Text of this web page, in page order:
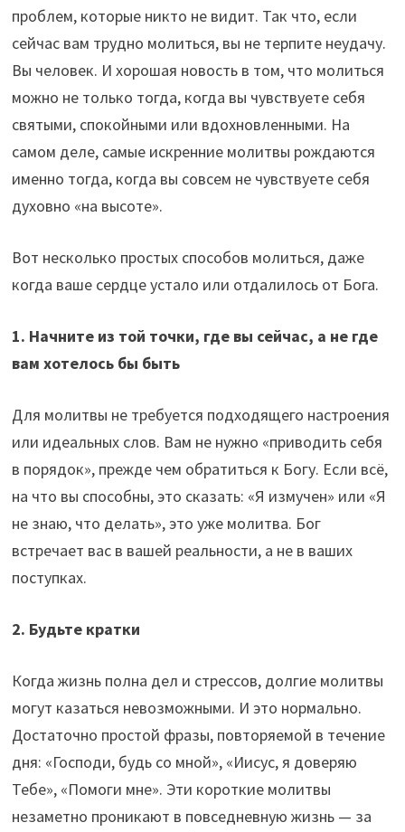
проблем, которые никто не видит. Так что, если
сейчас вам трудно молиться, вы не терпите неудачу.
Вы человек. И хорошая новость в том, что молиться
можно не только тогда, когда вы чувствуете себя
святыми, спокойными или вдохновленными. На
самом деле, самые искренние молитвы рождаются
именно тогда, когда вы совсем не чувствуете себя
духовно «на высоте».
Вот несколько простых способов молиться, даже
когда ваше сердце устало или отдалилось от Бога.
1. Начните из той точки, где вы сейчас, а не где
вам хотелось бы быть
Для молитвы не требуется подходящего настроения
или идеальных слов. Вам не нужно «приводить себя
в порядок», прежде чем обратиться к Богу. Если всё,
на что вы способны, это сказать: «Я измучен» или «Я
не знаю, что делать», это уже молитва. Бог
встречает вас в вашей реальности, а не в ваших
поступках.
2. Будьте кратки
Когда жизнь полна дел и стрессов, долгие молитвы
могут казаться невозможными. И это нормально.
Достаточно простой фразы, повторяемой в течение
дня: «Господи, будь со мной», «Иисус, я доверяю
Тебе», «Помоги мне». Эти короткие молитвы
незаметно проникают в повседневную жизнь — за